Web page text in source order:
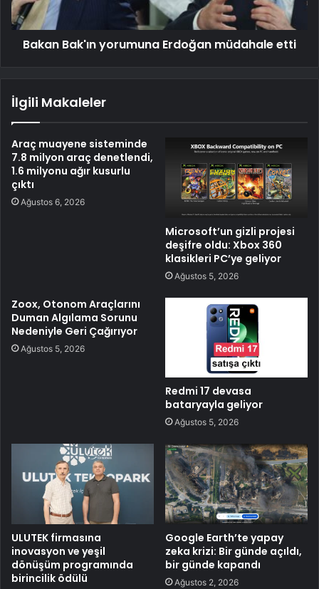
Bakan Bak'ın yorumuna Erdoğan müdahale etti
İlgili Makaleler
Araç muayene sisteminde
7.8 milyon araç denetlendi,
1.6 milyonu ağır kusurlu
çıktı
Ağustos 6, 2026
Microsoft’un gizli projesi
deşifre oldu: Xbox 360
klasikleri PC’ye geliyor
Ağustos 5, 2026
Zoox, Otonom Araçlarını
Duman Algılama Sorunu
Nedeniyle Geri Çağırıyor
Ağustos 5, 2026
Redmi 17 devasa
bataryayla geliyor
Ağustos 5, 2026
ULUTEK firmasına
inovasyon ve yeşil
dönüşüm programında
birincilik ödülü
Google Earth’te yapay
zeka krizi: Bir günde açıldı,
bir günde kapandı
Ağustos 2, 2026